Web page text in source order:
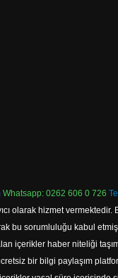
Whatsapp: 0262 606 0 726
olarak hizmet
bu sorumluluğu kabul
içerikler haber niteliği
bir bilgi paylaşım